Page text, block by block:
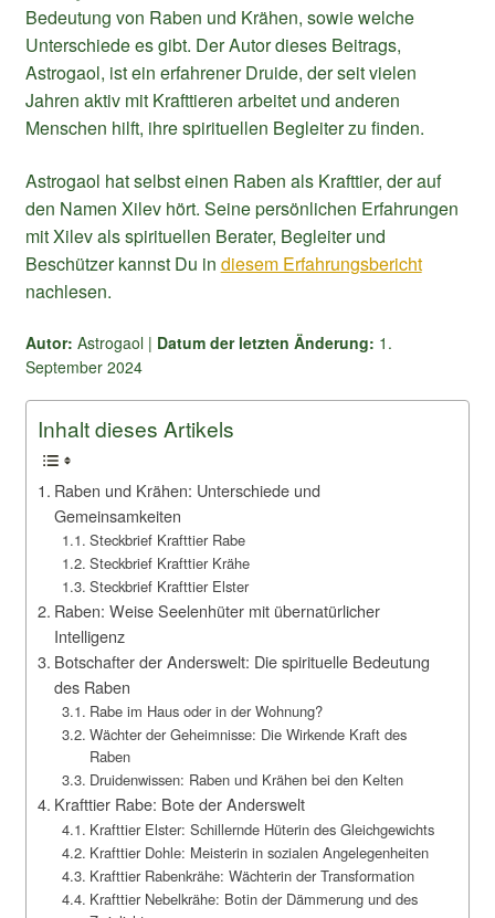
Bedeutung von Raben und Krähen, sowie welche
Unterschiede es gibt. Der Autor dieses Beitrags,
Astrogaol, ist ein erfahrener Druide, der seit vielen
Jahren aktiv mit Krafttieren arbeitet und anderen
Menschen hilft, ihre spirituellen Begleiter zu finden.
Astrogaol hat selbst einen Raben als Krafttier, der auf
den Namen Xilev hört. Seine persönlichen Erfahrungen
mit Xilev als spirituellen Berater, Begleiter und
Beschützer kannst Du in diesem Erfahrungsbericht
nachlesen.
Autor: Astrogaol | Datum der letzten Änderung: 1.
September 2024
Inhalt dieses Artikels
Raben und Krähen: Unterschiede und
Gemeinsamkeiten
Steckbrief Krafttier Rabe
Steckbrief Krafttier Krähe
Steckbrief Krafttier Elster
Raben: Weise Seelenhüter mit übernatürlicher
Intelligenz
Botschafter der Anderswelt: Die spirituelle Bedeutung
des Raben
Rabe im Haus oder in der Wohnung?
Wächter der Geheimnisse: Die Wirkende Kraft des
Raben
Druidenwissen: Raben und Krähen bei den Kelten
Krafttier Rabe: Bote der Anderswelt
Krafttier Elster: Schillernde Hüterin des Gleichgewichts
Krafttier Dohle: Meisterin in sozialen Angelegenheiten
Krafttier Rabenkrähe: Wächterin der Transformation
Krafttier Nebelkrähe: Botin der Dämmerung und des